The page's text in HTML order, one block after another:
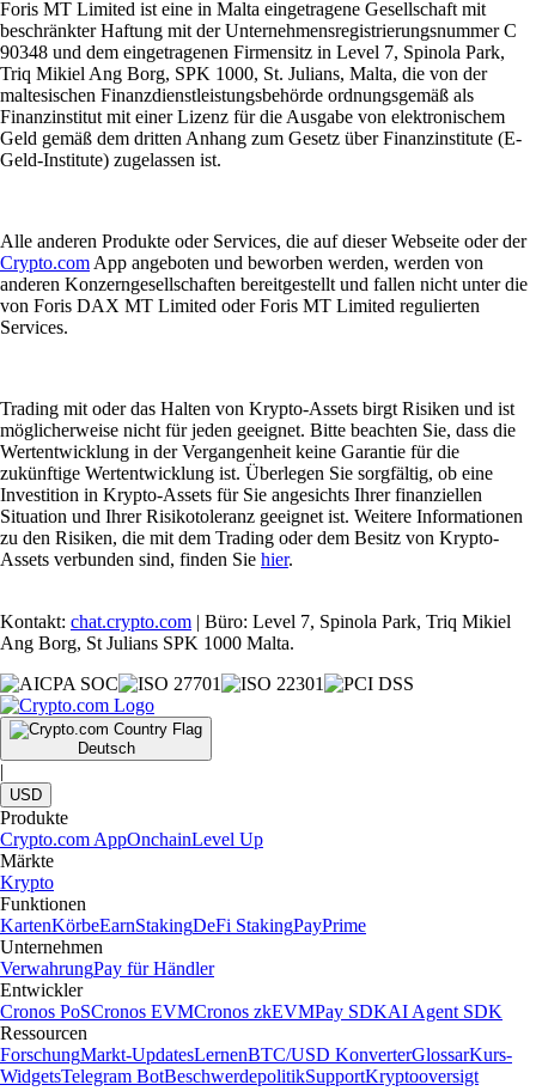
Foris MT Limited ist eine in Malta eingetragene Gesellschaft mit
beschränkter Haftung mit der Unternehmensregistrierungsnummer C
90348 und dem eingetragenen Firmensitz in Level 7, Spinola Park,
Triq Mikiel Ang Borg, SPK 1000, St. Julians, Malta, die von der
maltesischen Finanzdienstleistungsbehörde ordnungsgemäß als
Finanzinstitut mit einer Lizenz für die Ausgabe von elektronischem
Geld gemäß dem dritten Anhang zum Gesetz über Finanzinstitute (E-
Geld-Institute) zugelassen ist.
Alle anderen Produkte oder Services, die auf dieser Webseite oder der
Crypto.com App angeboten und beworben werden, werden von
anderen Konzerngesellschaften bereitgestellt und fallen nicht unter die
von Foris DAX MT Limited oder Foris MT Limited regulierten
Services.
Trading mit oder das Halten von Krypto-Assets birgt Risiken und ist
möglicherweise nicht für jeden geeignet. Bitte beachten Sie, dass die
Wertentwicklung in der Vergangenheit keine Garantie für die
zukünftige Wertentwicklung ist. Überlegen Sie sorgfältig, ob eine
Investition in Krypto-Assets für Sie angesichts Ihrer finanziellen
Situation und Ihrer Risikotoleranz geeignet ist. Weitere Informationen
zu den Risiken, die mit dem Trading oder dem Besitz von Krypto-
Assets verbunden sind, finden Sie hier.
Kontakt: chat.crypto.com | Büro: Level 7, Spinola Park, Triq Mikiel
Ang Borg, St Julians SPK 1000 Malta.
Deutsch
|
USD
Produkte
Crypto.com AppOnchainLevel Up
Märkte
Krypto
Funktionen
KartenKörbeEarnStakingDeFi StakingPayPrime
Unternehmen
VerwahrungPay für Händler
Entwickler
Cronos PoSCronos EVMCronos zkEVMPay SDKAI Agent SDK
Ressourcen
ForschungMarkt-UpdatesLernenBTC/USD KonverterGlossarKurs-
WidgetsTelegram BotBeschwerdepolitikSupportKryptooversigt